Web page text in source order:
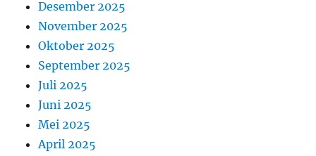
Desember 2025
November 2025
Oktober 2025
September 2025
Juli 2025
Juni 2025
Mei 2025
April 2025